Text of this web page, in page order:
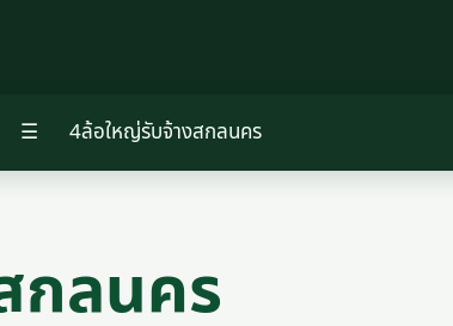
☰ 4ล้อใหญ่รับจ้างสกลนคร
กลนคร